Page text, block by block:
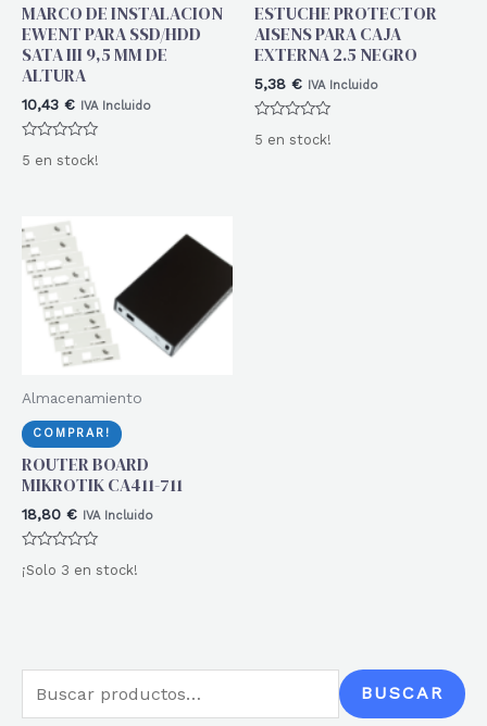
u
BUSCAR
MARCO DE INSTALACION
EWENT PARA SSD/HDD
SATA III 9,5 MM DE
ALTURA
10,43 € IVA Incluido
con
5 en stock!
ESTUCHE PROTECTOR
AISENS PARA CAJA
EXTERNA 2.5 NEGRO
5,38 € IVA Incluido
con
5 en stock!
Almacenamiento
COMPRAR!
ROUTER BOARD
MIKROTIK CA411-711
18,80 € IVA Incluido
con
¡Solo 3 en stock!